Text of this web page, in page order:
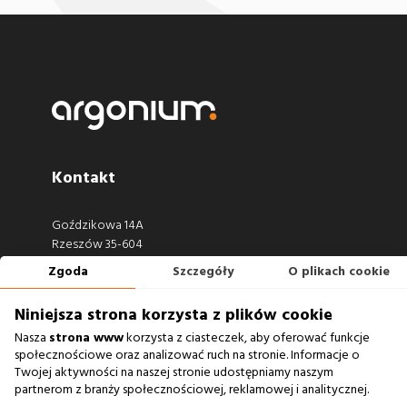
Kontakt
Goździkowa 14A
Rzeszów 35-604
Zobacz również
Zgoda Szczegóły O plikach cookie
Niniejsza strona korzysta z plików cookie
Nasza strona wwwkorzysta z ciasteczek, aby oferować funkcje
społecznościowe oraz analizować ruch na stronie. Informacje o
Twojej aktywności na naszej stronie udostępniamy naszym
partnerom z branży społecznościowej, reklamowej i analitycznej.